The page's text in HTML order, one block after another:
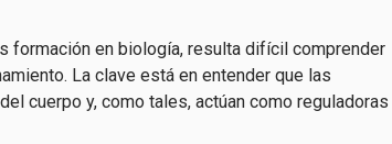
formación en biología, resulta difícil comprender
La clave está en entender que las
cuerpo y, como tales, actúan como reguladoras